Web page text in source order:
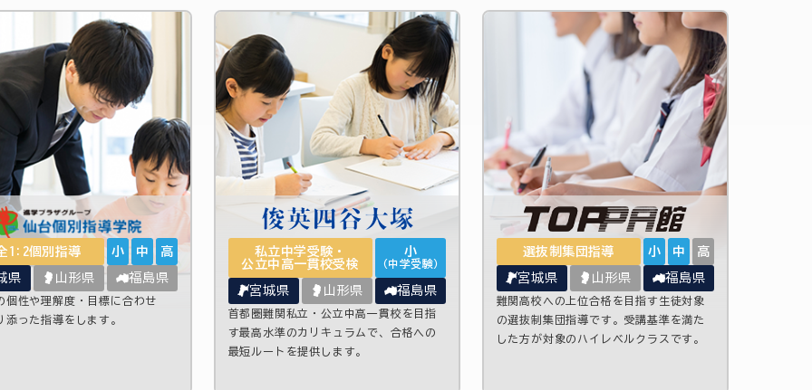
1:2個別指導 小 中 高
県 山形県 福島県
個性や理解度・目標に合わせ
添った指導をします。
私立中学受験・
公立中高一貫校受検
小
（中学受験）
宮城県 山形県 福島県
首都圏難関私立・公立中高一貫校を目指
す最高水準のカリキュラムで、合格への
最短ルートを提供します。
選抜制集団指導 小 中 高
宮城県 山形県 福島県
難関高校への上位合格を目指す生徒対象
の選抜制集団指導です。受講基準を満た
した方が対象のハイレベルクラスです。